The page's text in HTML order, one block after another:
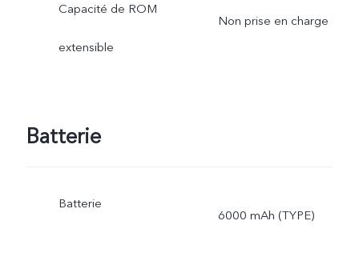
Capacité de ROM
extensible
Non prise en charge
Batterie
Batterie
6000 mAh (TYPE)